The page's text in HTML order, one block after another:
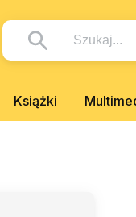
Książki